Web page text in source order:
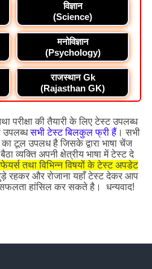
विज्ञान
(Science)
मनोविज्ञान
(Psychology)
राजस्थान Gk
(Rajasthan GK)
परीक्षा की तैयारी के लिए टेस्ट उपलब्ध
उपलब्धसभी टेस्ट बिलकुल फ्री हैं। सभी
टूल उपलध है जिसके द्वारा भाषा चेंज
व्यक्ति अपनी क्षेत्रीय भाषा में टेस्ट दे
तथा विभिन्न विषयों के टेस्ट अपडेट
रहकर और रोजाना यहाँ टेस्ट देकर आप
सफलता हांसिल कर सकते है। धन्यवाद!